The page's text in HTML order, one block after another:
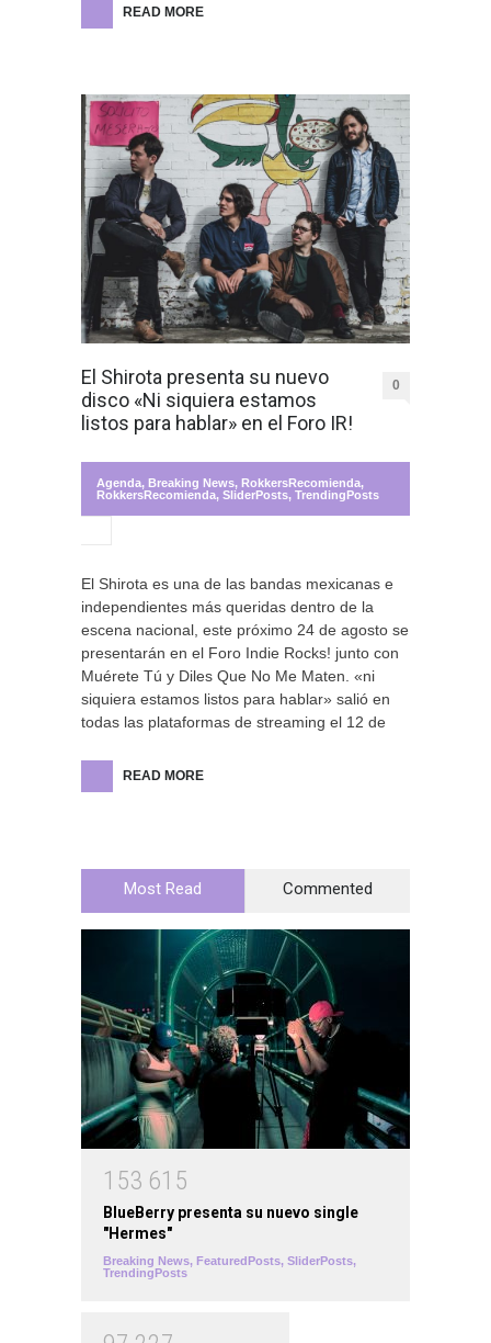
READ MORE
El Shirota presenta su nuevo
disco «Ni siquiera estamos
listos para hablar» en el Foro IR!
0
Agenda, Breaking News, RokkersRecomienda,
RokkersRecomienda, SliderPosts, TrendingPosts
El Shirota es una de las bandas mexicanas e
independientes más queridas dentro de la
escena nacional, este próximo 24 de agosto se
presentarán en el Foro Indie Rocks! junto con
Muérete Tú y Diles Que No Me Maten. «ni
siquiera estamos listos para hablar» salió en
todas las plataformas de streaming el 12 de
READ MORE
Most Read Commented
1 53 61 5
BlueBerry presenta su nuevo single
"Hermes"
Breaking News, FeaturedPosts, SliderPosts,
TrendingPosts